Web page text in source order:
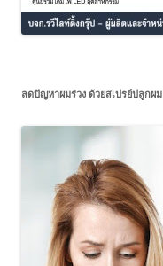
ลดปัญหาผมร่วง ด้วยสเปรย์ปลูกผม